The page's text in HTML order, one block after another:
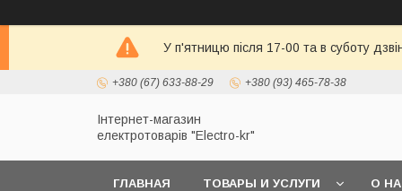
У п'ятницю після 17-00 та в суботу
+380 (67) 633-88-29 +380 (93) 465-78-38
Інтернет-магазин
електротоварів "Electro-kr"
ГЛАВНАЯ ТОВАРЫ И УСЛУГИ О